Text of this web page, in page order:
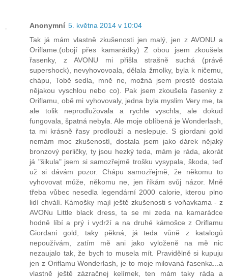
Anonymní 5. května 2014 v 10:04
Tak já mám vlastně zkušenosti jen malý, jen z AVONU a
Oriflame.(obojí přes kamarádky) Z obou jsem zkoušela
řasenky, z AVONU mi přišla strašně suchá (právě
supershock), nevyhovovoala, dělala žmolky, byla k ničemu,
chápu, Tobě sedla, mně ne, možná jsem prostě dostala
nějakou vyschlou nebo co). Pak jsem zkoušela řasenky z
Oriflamu, obě mi vyhovovaly, jedna byla myslim Very me, ta
ale tolik neprodlužovala a rychle vyschla, ale dokud
fungovala, špatná nebyla. Ale moje oblíbená je Wonderlash,
ta mi krásně řasy prodlouží a neslepuje. S giordani gold
nemám moc zkušeností, dostala jsem jako dárek nějaký
bronzový perličky, ty jsou hezký teda, mám je ráda, akorát
já "šikula" jsem si samozřejmě trošku vysypala, škoda, teď
už si dávám pozor. Chápu samozřejmě, že někomu to
vyhovovat může, někomu ne, jen říkám svůj názor. Mně
třeba vůbec nesedla legendární 2000 calorie, kterou plno
lidí chválí. Kámošky mají ještě zkušenosti s voňavkama - z
AVONu Little black dress, ta se mi zeda na kamarádce
hodně líbí a prý i vydrží a na druhé kámošce z Oriflamu
Giordani gold, taky pěkná, já teda vůně z katalogů
nepoužívám, zatím mě ani jako vyloženě na mě nic
nezaujalo tak, že bych to musela mít. Pravidělně si kupuju
jen z Oriflamu Wonderlash, je to moje milovaná řasenka...a
vlastně ještě zázračnej kelímek, ten mám taky ráda a